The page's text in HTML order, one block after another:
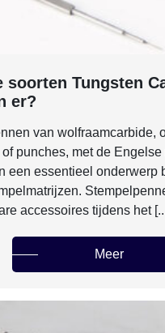
soorten Tungsten
er?
van wolfraamcarbide,
punches, met de
een essentieel onderwerp
accessoires tijdens het
Meer